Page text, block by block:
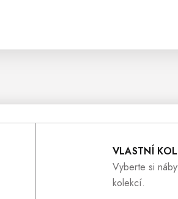
VLASTNÍ
Vyberte si
kolekcí.